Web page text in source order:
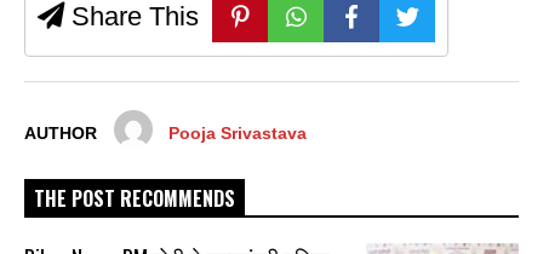
Share This
AUTHOR Pooja Srivastava
THE POST RECOMMENDS